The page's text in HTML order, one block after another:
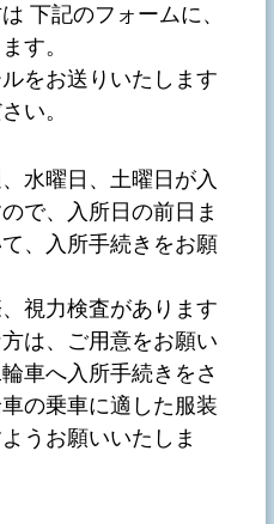
下記のフォームに、
す。
をお送りいたします
い。
水曜日、土曜日が入
で、入所日の前日ま
、入所手続きをお願
視力検査があります
は、ご用意をお願い
車へ入所手続きをさ
の乗車に適した服装
うお願いいたしま